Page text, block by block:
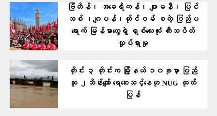
ဗြိတိန်၊ အမေရိကန်၊ ဂျာမနီ၊ ပြင်
သစ် ၊ဂျပန်၊ထ်ုင်ဝမ် စတဲ့ ပြ​ည်ပ
ရောက် မြန်မာတွေရဲ့ ရှစ်လေးလုံး ထီးသပိတ်
လှုပ်ရှားမှု
တိုင်း ၃ တိုင်းက မြို့နယ် ၁၀ခုမှာ ပြည်
သူ ၂သိန်းကျော် ရေဘေးသင့်နေဟု NUG ထုတ်
ပြန်